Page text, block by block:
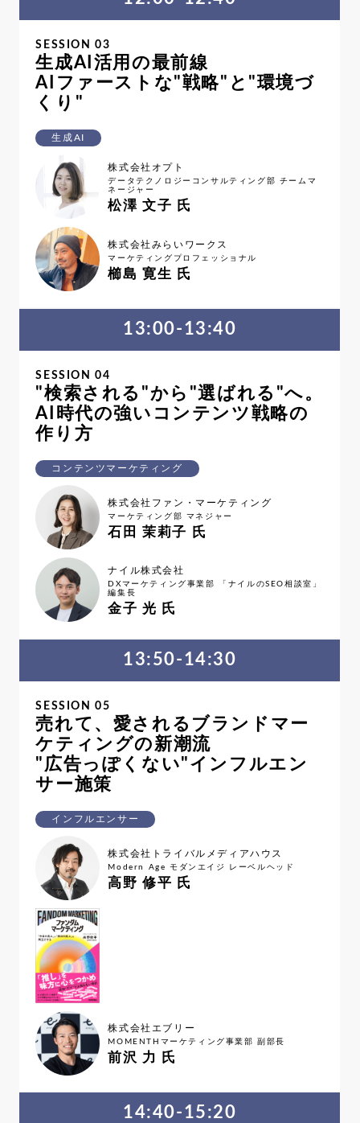
SESSION 03
生成AI活用の最前線
AIファーストな"戦略"と"環境づ
くり"
生成AI
株式会社オプト
データテクノロジーコンサルティング部 チームマ
ネージャー
松澤 文子 氏
株式会社みらいワークス
マーケティングプロフェッショナル
櫛島 寛生 氏
13:00-13:40
SESSION 04
"検索される"から"選ばれる"へ。
AI時代の強いコンテンツ戦略の
作り方
コンテンツマーケティング
株式会社ファン・マーケティング
マーケティング部 マネジャー
石田 茉莉子 氏
ナイル株式会社
DXマーケティング事業部 「ナイルのSEO相談室」
編集長
金子 光 氏
13:50-14:30
SESSION 05
売れて、愛されるブランドマー
ケティングの新潮流
"広告っぽくない"インフルエン
サー施策
インフルエンサー
株式会社トライバルメディアハウス
Modern Age モダンエイジ レーベルヘッド
高野 修平 氏
株式会社エブリー
MOMENTHマーケティング事業部 副部長
前沢 力 氏
14:40-15:20